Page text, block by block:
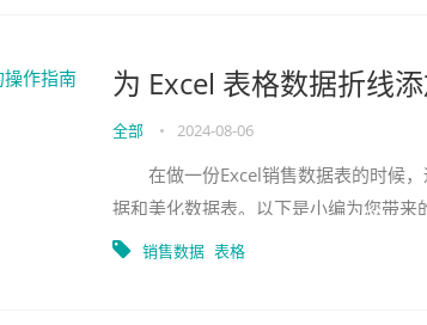
为 Excel 表格数据折线
全部 • 2024-08-06
在做一份Excel销售数据表的时候，
据和美化数据表。以下是小编为您带
望对您有所帮助。 给Excel表格数据
销售数据 表格